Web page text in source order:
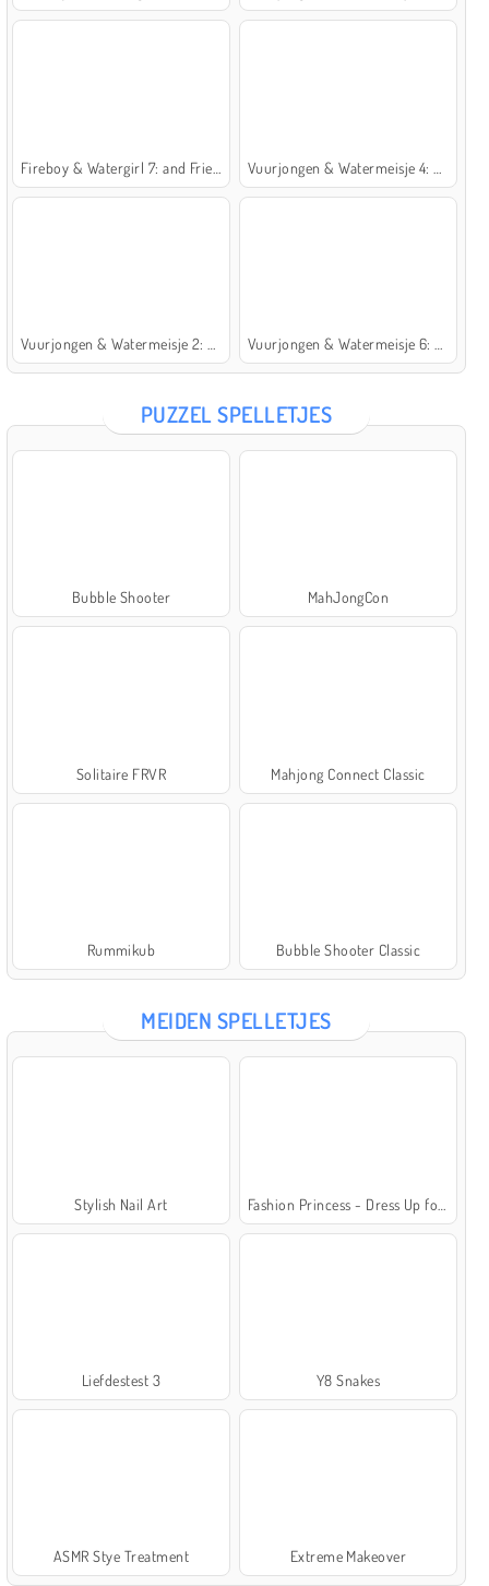
PUZZEL SPELLETJES
Bubble Shooter MahJongCon
Solitaire FRVR Mahjong Connect Classic
Rummikub Bubble Shooter Classic
MEIDEN SPELLETJES
Stylish Nail Art
Liefdestest 3 Y8 Snakes
ASMR Stye Treatment Extreme Makeover